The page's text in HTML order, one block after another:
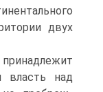
двух
власть над